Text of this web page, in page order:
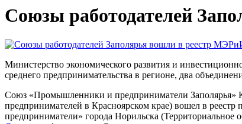
Союзы работодателей
Министерство экономического развития и
среднего предпринимательства в регионе, два
Союз «Промышленники и предприниматели Заполярья»
предпринимателей в Красноярском крае) вошел в
предприниматели» города Норильска (Территориальное